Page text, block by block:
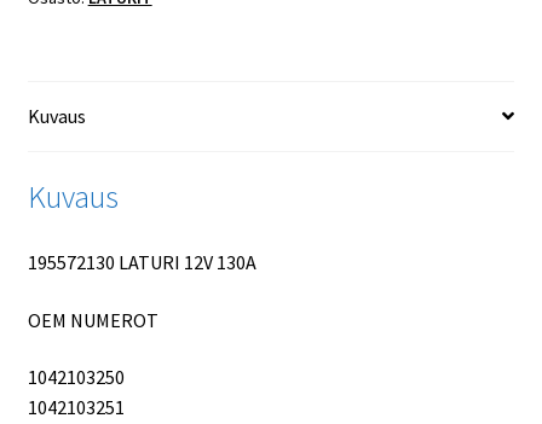
Kuvaus
Kuvaus
195572130 LATURI 12V 130A
OEM NUMEROT
1042103250
1042103251